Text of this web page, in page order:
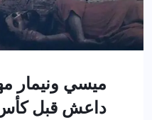
ميسي ونيمار
داعش قبل كأس